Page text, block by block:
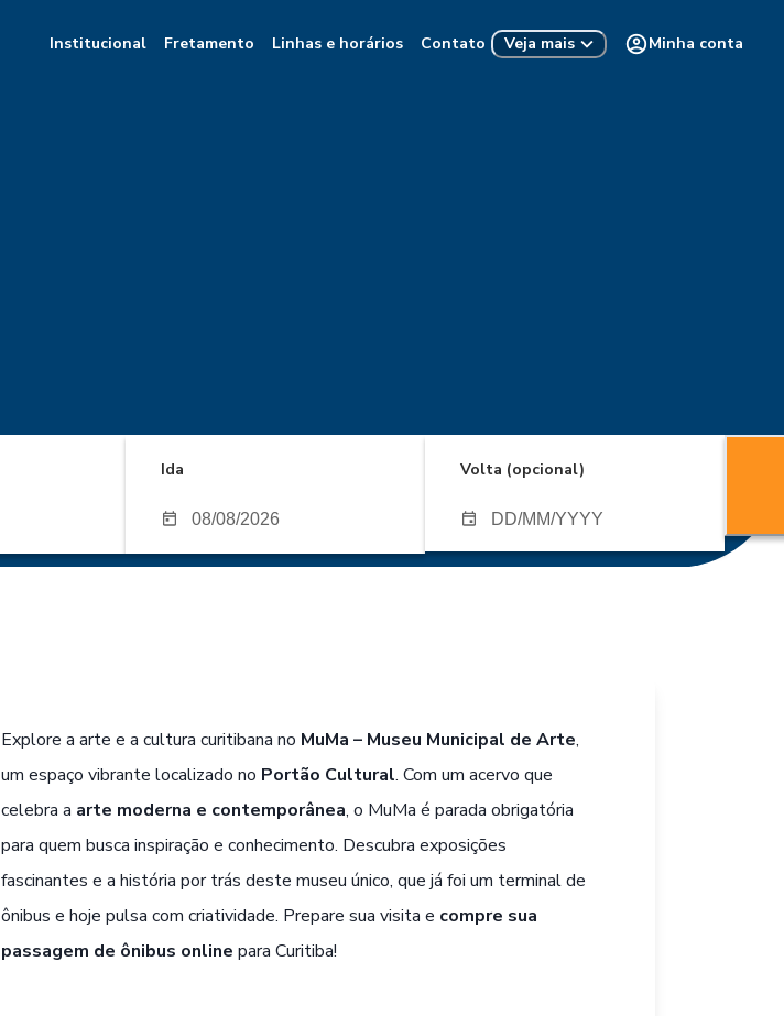
Institucional Fretamento Linhas e horários Contato Veja mais Minha conta
Ida Volta (opcional)
Explore a arte e a cultura curitibana no MuMa – Museu Municipal de Arte,
um espaço vibrante localizado no Portão Cultural. Com um acervo que
celebra a arte moderna e contemporânea, o MuMa é parada obrigatória
para quem busca inspiração e conhecimento. Descubra exposições
fascinantes e a história por trás deste museu único, que já foi um terminal de
ônibus e hoje pulsa com criatividade. Prepare sua visita e compre sua
passagem de ônibus online para Curitiba!